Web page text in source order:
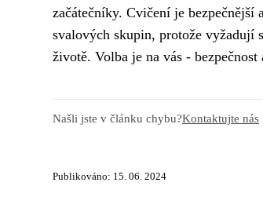
začátečníky. Cvičení je
svalových skupin, protože vyžadují
životě. Volba je na vás -
Našli jste v článku chybu?Kontaktujte nás
Publikováno: 15. 06. 2024